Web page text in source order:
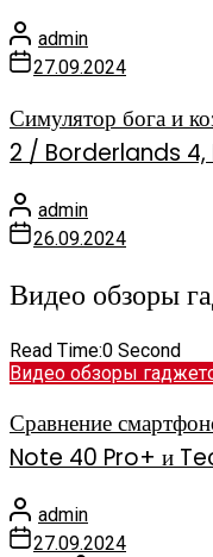
admin
27.09.2024
Симулятор бога и
2 / Borderlands
admin
26.09.2024
Видео обзоры
Read Time:0 Second
Видео обзоры
Сравнение
Note 40 Pro+ и
admin
27.09.2024